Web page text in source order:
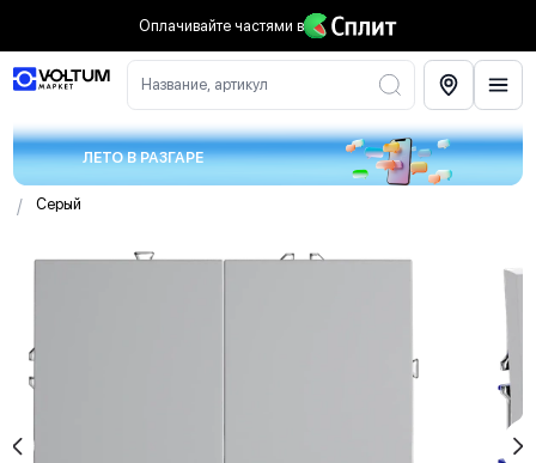
Оплачивайте частями в
Название, артикул
ЛЕТО В РАЗГАРЕ
/ Серый